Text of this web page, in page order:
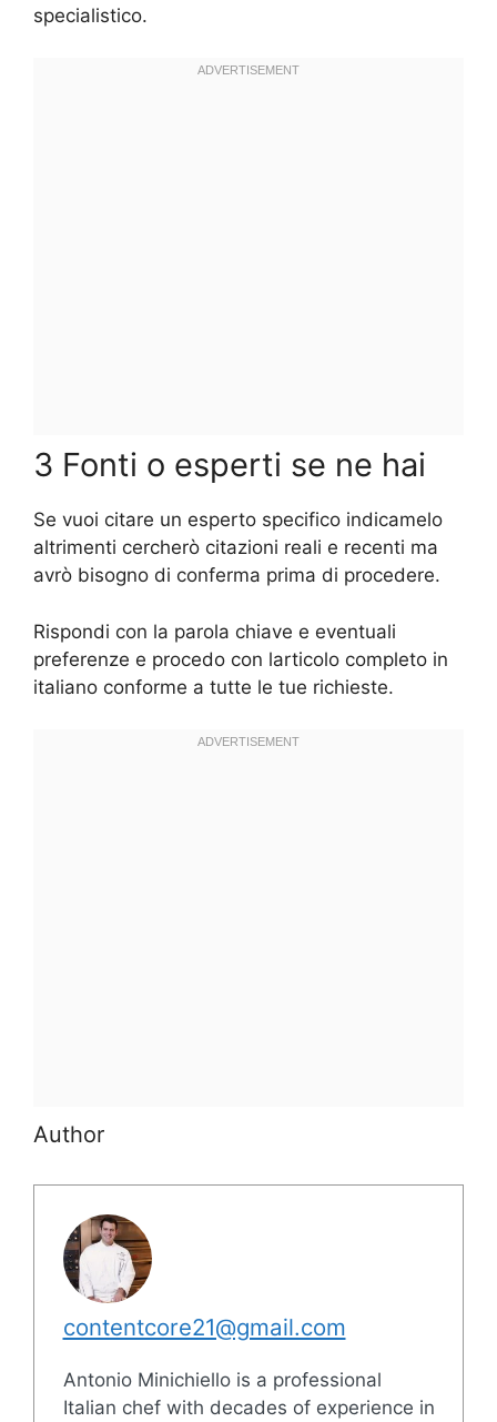
specialistico.
3 Fonti o esperti se ne hai
Se vuoi citare un esperto specifico indicamelo
altrimenti cercherò citazioni reali e recenti ma
avrò bisogno di conferma prima di procedere.
Rispondi con la parola chiave e eventuali
preferenze e procedo con larticolo completo in
italiano conforme a tutte le tue richieste.
Author
contentcore21@gmail.com
Antonio Minichiello is a professional
Italian chef with decades of experience in